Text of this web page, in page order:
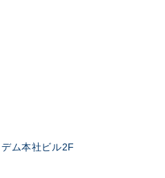
ム本社ビル2F